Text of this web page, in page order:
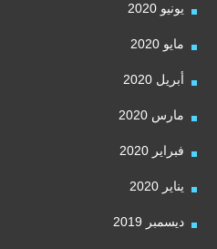
يونيو 2020
مايو 2020
أبريل 2020
مارس 2020
فبراير 2020
يناير 2020
ديسمبر 2019